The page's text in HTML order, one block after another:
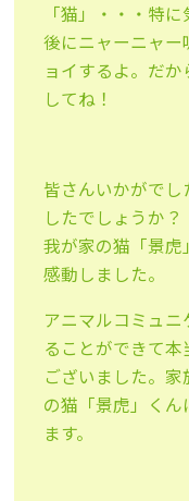
「猫」・・・特
後にニャーニャ
ョイするよ。だ
してね！
皆さんいかがで
したでしょうか？
我が家の猫「景虎
感動しました。
アニマルコミュ
ることができて本
ございました。
の猫「景虎」く
ます。